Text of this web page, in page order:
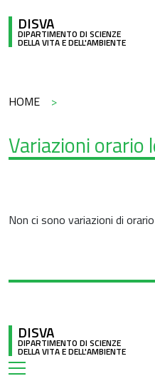
DISVA
DIPARTIMENTO DI SCIENZE
DELLA VITA E DELL'AMBIENTE
Briciole di pane
HOME
Variazioni orario
Non ci sono variazioni di
DISVA
DIPARTIMENTO DI SCIENZE
DELLA VITA E DELL'AMBIENTE